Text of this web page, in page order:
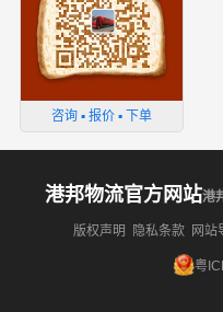
咨询 ▪ 报价 ▪ 下单
港邦物流官方网站港
版权声明 隐私条款 网站
粤